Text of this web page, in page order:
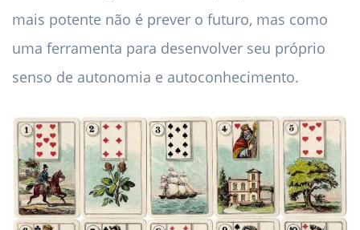
mais potente não é prever o futuro, mas como
uma ferramenta para desenvolver seu próprio
senso de autonomia e autoconhecimento.